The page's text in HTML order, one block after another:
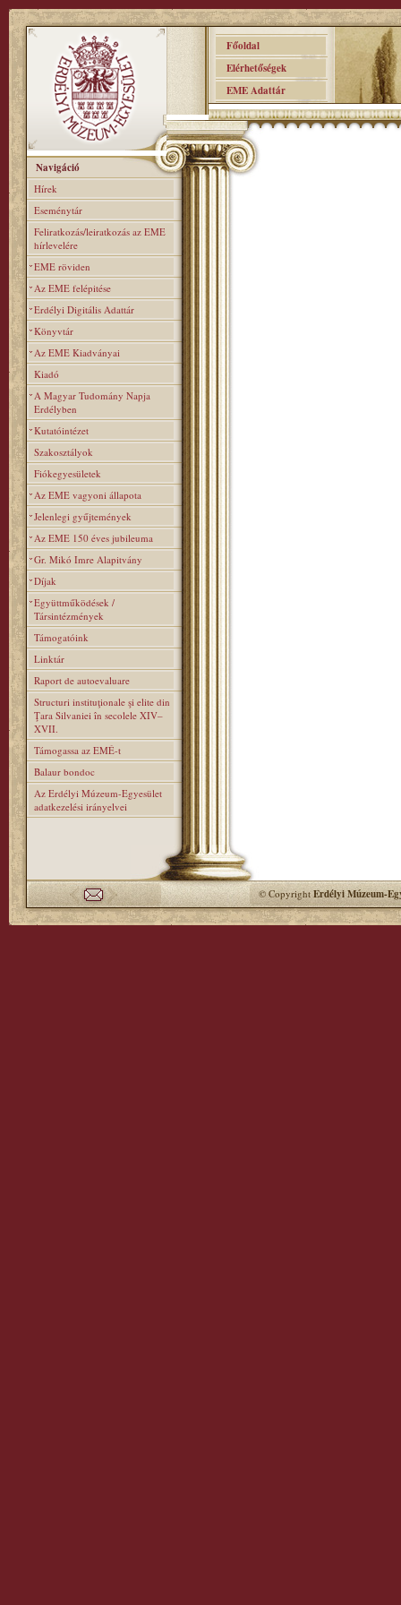
Főoldal
Elérhetőségek
EME Adattár
Navigáció
Hírek
Eseménytár
Feliratkozás/leiratkozás az EME
hírlevelére
EME röviden
Az EME felépitése
Erdélyi Digitális Adattár
Könyvtár
Az EME Kiadványai
Kiadó
A Magyar Tudomány Napja
Erdélyben
Kutatóintézet
Szakosztályok
Fiókegyesületek
Az EME vagyoni állapota
Jelenlegi gyűjtemények
Az EME 150 éves jubileuma
Gr. Mikó Imre Alapitvány
Díjak
Együttműködések /
Társintézmények
Támogatóink
Linktár
Raport de autoevaluare
Structuri instituţionale şi elite din
Ţara Silvaniei în secolele XIV–
XVII.
Támogassa az EMÉ-t
Balaur bondoc
Az Erdélyi Múzeum-Egyesület
adatkezelési irányelvei
© CopyrightErdélyi Múzeum-